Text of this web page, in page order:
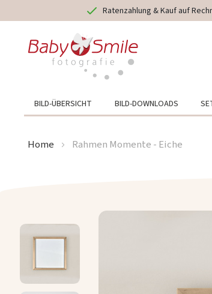
Ratenzahlung & Kauf auf
zum
Inhalt
BILD-ÜBERSICHT BILD-DOWNLOADS
Home Rahmen Momente - Eiche
Ende
springen